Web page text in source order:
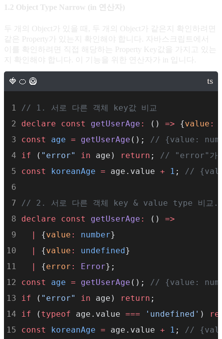
1.2 Object Type Narrow (in 연산자)
두 개의 Object가 있을 때, 두 개의 Object가 같은지 확인하려면
같은 Property가 있는지 확인해야 합니다. 자바스크립트에서
이를 확인하려면 직접 해당하는 Property Key값을 가지고 있는
지 확인해야 합니다. 이 기능을 위한 연산자가 in 입니다.
// 1. 서로 다른 객체 key값 비교
declare
const getUserAge : () => {value :
const
age = getUserAge (); // {value:
if ( "error" in age) return ; // "error"가
const
koreanAge = age.value + 1 ; //
// 2. 서로 다른 객체 key & value type 비교.
declare
const getUserAge : () =>
|
{value : number}
|
{value : undefined}
|
{error : Error};
const
age = getUserAge (); // {value:
if ( "error" in age) return ;
if ( typeof age.value === 'undefined' )
const
koreanAge = age.value + 1 ; //